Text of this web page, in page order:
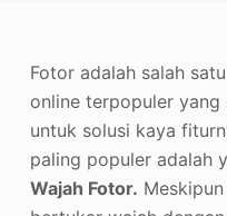
Hak Cipta Gambar
Fotor adalah salah
online terpopuler yang
untuk solusi kaya
paling populer adalah
Wajah Fotor.